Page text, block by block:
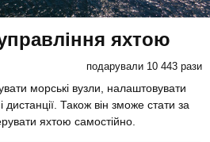
яхтою
подарували 10 443 рази
морські вузли, налаштовувати
дистанції. Також він зможе стати за
яхтою самостійно.